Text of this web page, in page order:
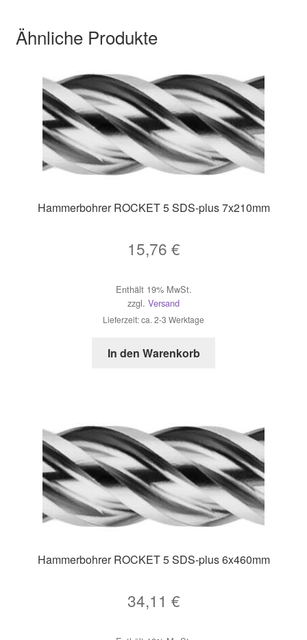
Ähnliche Produkte
Hammerbohrer ROCKET 5 SDS-plus 7x210mm
15,76 €
Enthält 19% MwSt.
zzgl. Versand
Lieferzeit: ca. 2-3 Werktage
In den Warenkorb
Hammerbohrer ROCKET 5 SDS-plus 6x460mm
34,11 €